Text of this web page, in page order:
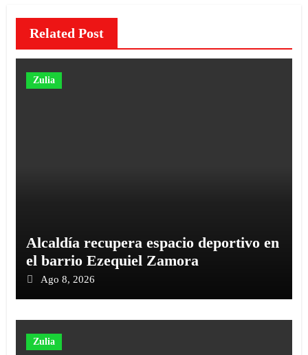
Related Post
Zulia
‎Alcaldía recupera espacio deportivo en
el barrio Ezequiel Zamora
Ago 8, 2026
Zulia